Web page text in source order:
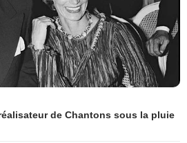
de Chantons sous la pluie